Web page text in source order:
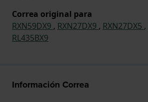
Correa original para
RXN59DX9 , RXN27DX9 , RXN27DX5 ,
RL435BX9
Información Correa